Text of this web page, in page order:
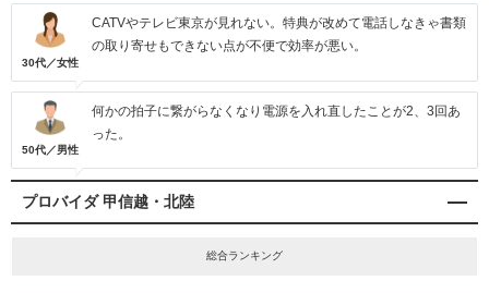
30代／女性
CATVやテレビ東京が見れない。特典が改めて電話しなきゃ書類
の取り寄せもできない点が不便で効率が悪い。
50代／男性
何かの拍子に繋がらなくなり電源を入れ直したことが2、3回あ
った。
プロバイダ 甲信越・北陸
総合ランキング